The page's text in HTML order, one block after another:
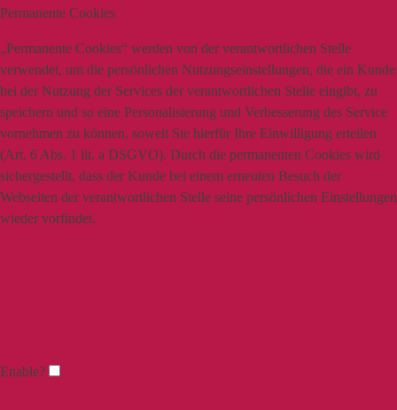
Permanente Cookies
„Permanente Cookies“ werden von der verantwortlichen Stelle
verwendet, um die persönlichen Nutzungseinstellungen, die ein Kunde
bei der Nutzung der Services der verantwortlichen Stelle eingibt, zu
speichern und so eine Personalisierung und Verbesserung des Service
vornehmen zu können, soweit Sie hierfür Ihre Einwilligung erteilen
(Art. 6 Abs. 1 lit. a DSGVO). Durch die permanenten Cookies wird
sichergestellt, dass der Kunde bei einem erneuten Besuch der
Webseiten der verantwortlichen Stelle seine persönlichen Einstellungen
wieder vorfindet.
Enable?